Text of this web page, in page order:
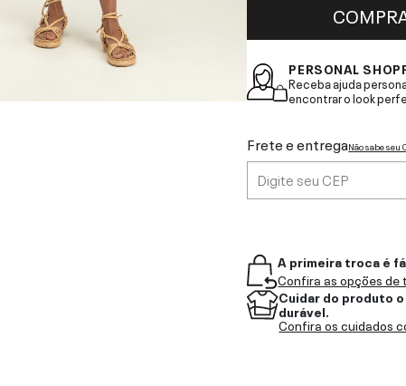
PERSONAL
Receba ajuda
encontrar o look
Frete e entregaNão sabe seu
A primeira troca é
Confira as opções de
Cuidar do produto
durável.
Confira os cuidados